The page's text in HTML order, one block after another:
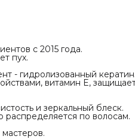
с 2015 года.
пух.
- гидролизованный кератин.
витамин E,
и зеркальный блеск.
по волосам.